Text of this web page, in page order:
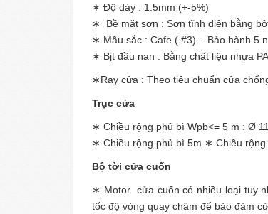
∗ Độ dày : 1.5mm (+-5%)
∗ Bề mặt sơn : Sơn tĩnh điện bằng
∗ Mầu sắc : Cafe ( #3) – Bảo hành 5
∗ Bịt đầu nan : Bằng chất liệu nhựa
∗Ray cửa : Theo tiêu chuẩn cửa
Trục cửa
∗ Chiều rộng phủ bì Wpb<= 5 m : Ø
∗ Chiều rộng phủ bì 5m ∗ Chiều
Bộ tời cửa cuốn
∗ Motor cửa cuốn có nhiều loại tuy
tốc độ vòng quay châm để bảo đảm